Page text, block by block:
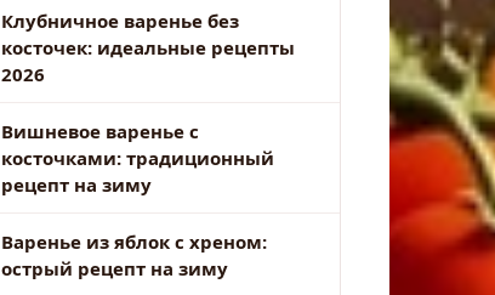
Клубничное варенье без
косточек: идеальные рецепты
2026
Вишневое варенье с
косточками: традиционный
рецепт на зиму
Варенье из яблок с хреном:
острый рецепт на зиму